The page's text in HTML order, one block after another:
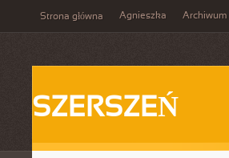
Strona główna Agnieszka Archiwum
SZERSZEŃ